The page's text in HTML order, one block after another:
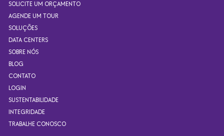
SOLICITE UM ORÇAMENTO
AGENDE UM TOUR
SOLUÇÕES
DATA CENTERS
SOBRE NÓS
BLOG
CONTATO
LOGIN
SUSTENTABILIDADE
INTEGRIDADE
TRABALHE CONOSCO